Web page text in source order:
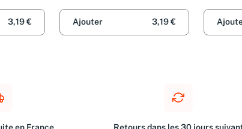
3,19 €
Ajouter
3,19 €
Herbst